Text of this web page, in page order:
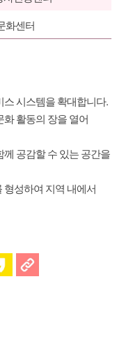
화센터
시스템을 확대합니다.
활동의 장을 열어
공감할 수 있는 공간을
성하여 지역 내에서